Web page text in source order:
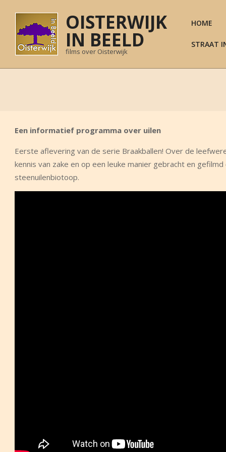
content
OISTERWIJK
IN BEELD
films over Oisterwijk
HOME
STRAAT
Een informatief programma over uilen
Eerste aflevering van de serie Braakballen! Over de
kennis van zake en op een leuke manier gebracht en
steenuilenbiotoop.